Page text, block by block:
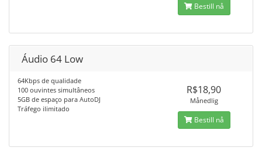
Bestill nå
Áudio 64 Low
64Kbps de qualidade
100 ouvintes simultâneos
5GB de espaço para AutoDJ
Tráfego ilimitado
R$18,90
Månedlig
Bestill nå